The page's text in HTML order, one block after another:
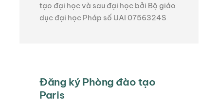
tạo đại học và sau đại học bởi Bộ giáo
dục đại học Pháp số UAI 0756324S
Đăng ký Phòng đào tạo
Paris